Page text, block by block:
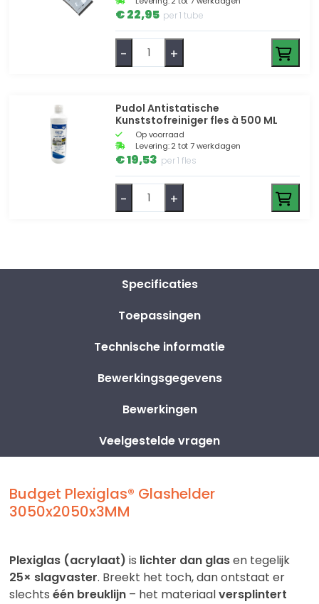
€ 22,95 per 1 tube
- +
Pudol Antistatische
Kunststofreiniger fles à 500 ML
Op voorraad
Levering: 2 tot 7 werkdagen
€ 19,53 per 1 fles
- +
Specificaties
Toepassingen
Technische informatie
Bewerkingsgegevens
Bewerkingen
Veelgestelde vragen
Budget Plexiglas® Glashelder
3050x2050x3MM
Plexiglas (acrylaat) is lichter dan glasen tegelijk
25× slagvaster. Breekt het toch, dan ontstaat er
slechtséén breuklijn – het materiaalversplintert